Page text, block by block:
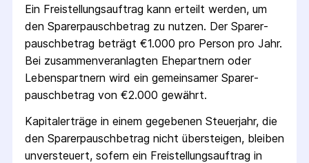
Ein Freistellungs­auftrag kann erteilt werden, um
den Sparer­pausch­betrag zu nutzen. Der Sparer­
pausch­betrag beträgt €1.000 pro Person pro Jahr.
Bei zusammenveranlagten Ehepartnern oder
Lebenspartnern wird ein gemeinsamer Sparer­
pausch­betrag von €2.000 gewährt.
Kapitalerträge in einem gegebenen Steuerjahr, die
den Sparer­pausch­betrag nicht übersteigen, bleiben
unversteuert, sofern ein Freistellungs­auftrag in